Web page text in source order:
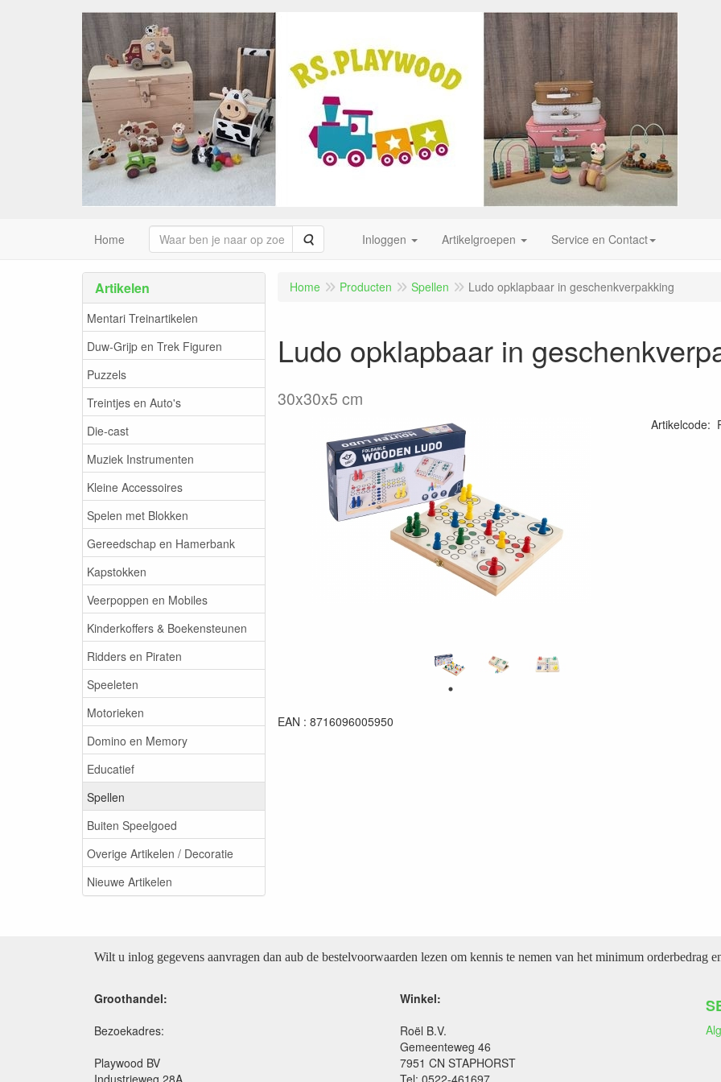
Home Zoeken Inloggen Artikelgroepen Service en Contact
Artikelen
Mentari Treinartikelen
Duw-Grijp en Trek Figuren
Puzzels
Treintjes en Auto's
Die-cast
Muziek Instrumenten
Kleine Accessoires
Spelen met Blokken
Gereedschap en Hamerbank
Kapstokken
Veerpoppen en Mobiles
Kinderkoffers & Boekensteunen
Ridders en Piraten
Speeleten
Motorieken
Domino en Memory
Educatief
Spellen
Buiten Speelgoed
Overige Artikelen / Decoratie
Nieuwe Artikelen
Home Producten Spellen Ludo opklapbaar in geschenkverpakking
Ludo opklapbaar in
30x30x5 cm
Artikelcode:
EAN : 8716096005950
Wilt u inlog gegevens aanvragen dan aub de bestelvoorwaarden lezen om kennis te nemen van het minimum orderbedrag
Groothandel:
Bezoekadres:
Playwood BV
Industrieweg 28A
Winkel:
Roël B.V.
Gemeenteweg 46
7951 CN STAPHORST
Tel: 0522-461697